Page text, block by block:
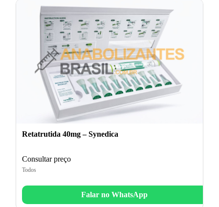
Retatrutida 40mg – Synedica
Consultar preço
Todos
Falar no WhatsApp